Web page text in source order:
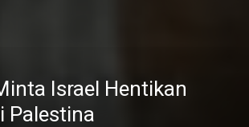
Israel Hentikan
Palestina